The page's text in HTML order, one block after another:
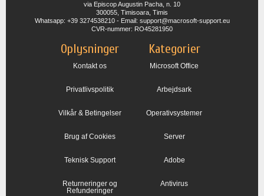
via Episcop Augustin Pacha, n. 10
300055, Timisoara, Timis
Whatsapp: +39 3274538210 - Email: support@macrosoft-support.eu
CVR-nummer: RO45281950
Oplysninger
Kontakt os
Privatlivspolitik
Vilkår & Betingelser
Brug af Cookies
Teknisk Support
Returneringer og
Refunderinger
Kategorier
Microsoft Office
Arbejdsark
Operativsystemer
Server
Adobe
Antivirus